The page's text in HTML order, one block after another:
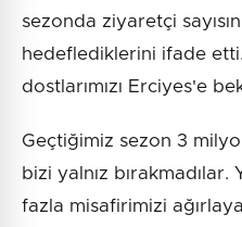
sezonda ziyaretçi
hedeflediklerini ifade
dostlarımızı Erciyes'e
Geçtiğimiz sezon 3
bizi yalnız
fazla misafirimizi